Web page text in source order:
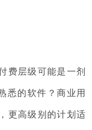
费层级可能是一剂
悉的软件？商业用
更高级别的计划适